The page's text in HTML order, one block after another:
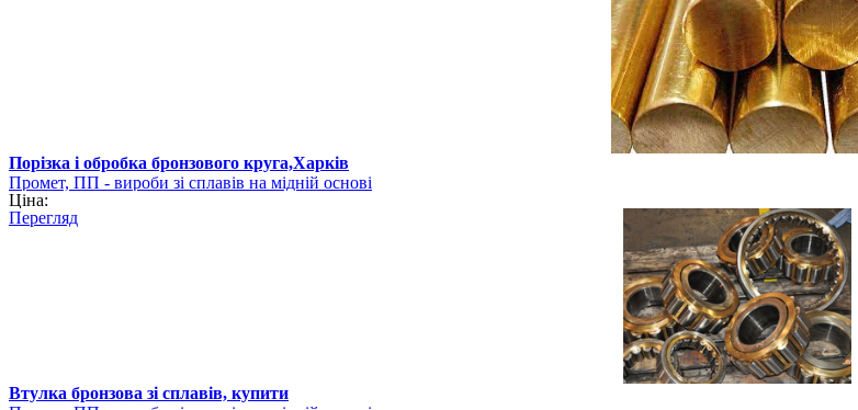
Порізка і обробка бронзового круга,Харків
Промет, ПП - вироби зі сплавів на мідній основі
Ціна:
Перегляд
Втулка бронзова зі сплавів, купити